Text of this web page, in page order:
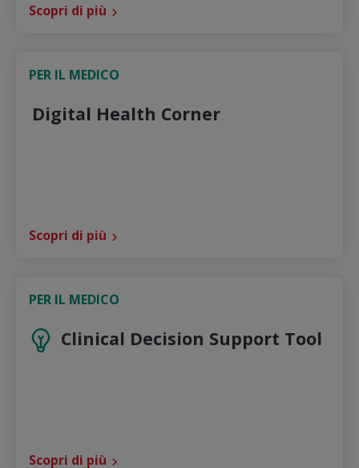
Scopri di più
PER IL MEDICO
Digital Health Corner
Scopri di più
PER IL MEDICO
Clinical Decision Support Tool
Scopri di più